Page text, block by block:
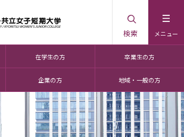
メニュー
検索
在学生の方 卒業生の方
企業の方 地域・一般の方